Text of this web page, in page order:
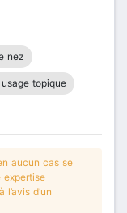
nez
topique
aucun cas se
expertise
d’un